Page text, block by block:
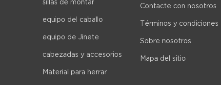
sillas de montar
equipo del caballo
equipo de Jinete
cabezadas y accesorios
Material para herrar
Contacte con nosotros
Términos y condiciones
Sobre nosotros
Mapa del sitio